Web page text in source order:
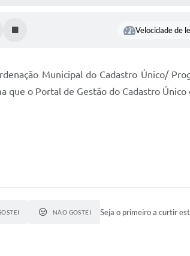
Velocidade de
Municipal do Cadastro Único/
que o Portal de Gestão do Cadastro
NÃO GOSTEI Seja o primeiro a curtir